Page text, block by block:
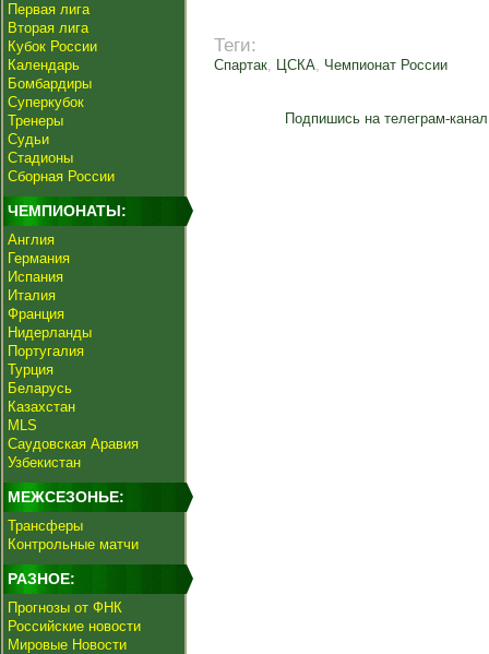
Первая лига
Вторая лига
Кубок России
Календарь
Бомбардиры
Суперкубок
Тренеры
Судьи
Стадионы
Сборная России
ЧЕМПИОНАТЫ:
Англия
Германия
Испания
Италия
Франция
Нидерланды
Португалия
Турция
Беларусь
Казахстан
MLS
Саудовская Аравия
Узбекистан
МЕЖСЕЗОНЬЕ:
Трансферы
Контрольные матчи
РАЗНОЕ:
Прогнозы от ФНК
Российские новости
Мировые Новости
Теги:
Спартак, ЦСКА, Чемпионат России
Подпишись на телеграм-